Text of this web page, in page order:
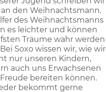
an den Weihnachtsmann.
des Weihnachtsmanns
es leichter und können
Träume wahr werden
Bei Soxo wissen wir, wie wir
nur unseren Kindern,
auch uns Erwachsenen
bereiten können.
bekommt gerne